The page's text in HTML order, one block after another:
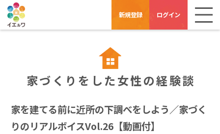
新規登録 ログイン
家づくりをした女性の経験談
家を建てる前に近所の下調べをしよう／家づく
りのリアルボイスVol.26【動画付】